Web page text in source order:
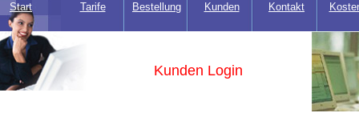
Start Tarife Bestellung Kunden Kontakt
Kunden Login